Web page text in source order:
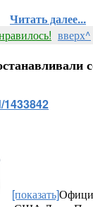
Читать далее...
вверх^
[показать]